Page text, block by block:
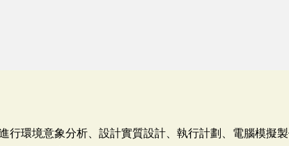
行環境意象分析、設計實質設計、執行計劃、電腦模擬